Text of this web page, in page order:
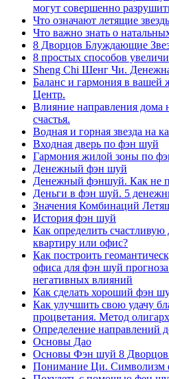
могут совершенно
Что означают летящие
Что важно знать о
8 Дворцов Блуждающие
8 простых способов
Sheng Chi Шенг Чи.
Баланс и гармония в
Центр.
Влияние направления
счастья.
Водная и горная звезда на
Входная дверь по фэн шуй
Гармония жилой зоны по
Денежный фэн шуй
Денежный фэншуй. Как не
Деньги в фэн шуй. 5
Значения Комбинаций
История фэн шуй
Как определить счастливую
квартиру или офис?
Как построить
офиса для фэн шуй
негативных влияний
Как сделать хороший фэн
Как улучшить свою удачу
процветания. Метод
Определение направлений
Основы Дао
Основы Фэн шуй 8
Понимание Ци. Символизм